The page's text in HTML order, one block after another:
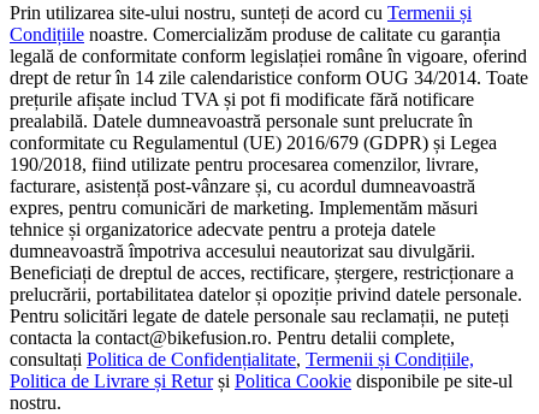
Prin utilizarea site-ului nostru, sunteți de acord cu Termenii și
Condițiile noastre. Comercializăm produse de calitate cu garanția
legală de conformitate conform legislației române în vigoare, oferind
drept de retur în 14 zile calendaristice conform OUG 34/2014. Toate
prețurile afișate includ TVA și pot fi modificate fără notificare
prealabilă. Datele dumneavoastră personale sunt prelucrate în
conformitate cu Regulamentul (UE) 2016/679 (GDPR) și Legea
190/2018, fiind utilizate pentru procesarea comenzilor, livrare,
facturare, asistență post-vânzare și, cu acordul dumneavoastră
expres, pentru comunicări de marketing. Implementăm măsuri
tehnice și organizatorice adecvate pentru a proteja datele
dumneavoastră împotriva accesului neautorizat sau divulgării.
Beneficiați de dreptul de acces, rectificare, ștergere, restricționare a
prelucrării, portabilitatea datelor și opoziție privind datele personale.
Pentru solicitări legate de datele personale sau reclamații, ne puteți
contacta la contact@bikefusion.ro. Pentru detalii complete,
consultați Politica de Confidențialitate, Termenii și Condițiile,
Politica de Livrare și Returși Politica Cookie disponibile pe site-ul
nostru.